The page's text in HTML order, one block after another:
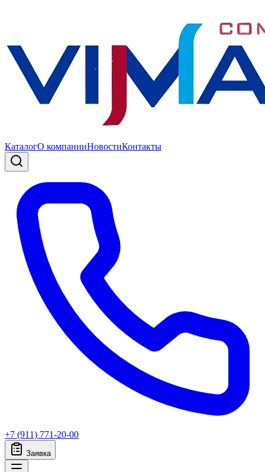
КаталогО компанииНовостиКонтакты
+7 (911) 771-20-00
Заявка